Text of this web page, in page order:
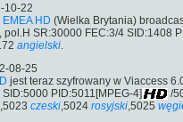
10-22
HD (Wielka Brytania)
SR:30000 FEC:3/4 SID:1408
angielski
08-25
jest teraz szyfrowany w Viaccess
PID:5011[MPEG-4]
/
,5023 czeski,5024 rosyjski,5025